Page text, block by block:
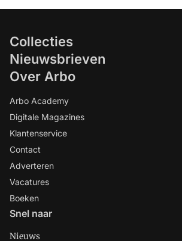
Collecties
Nieuwsbrieven
Over Arbo
Arbo Academy
Digitale Magazines
Klantenservice
Contact
Adverteren
Vacatures
Boeken
Snel naar
Nieuws